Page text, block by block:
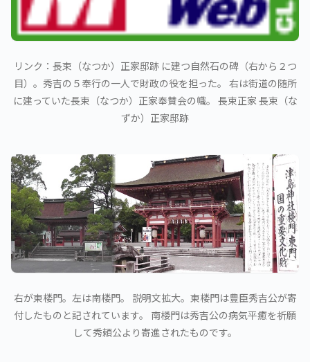
リンク：長束（なつか）正家邸跡 に建つ自然石の碑（右から２つ
目）。秀吉の５奉行の一人で財政の役を担った。 右は街道の随所
に建っていた長束（なつか）正家奉賛会の幟。 長束正家 長束（な
ずか）正家邸跡
右が東楼門。左は南楼門。 説明文拡大。東楼門は豊臣秀吉公が寄
付したものと記されています。 南楼門は秀吉公の病気平癒を祈願
して秀頼公より寄進されたものです。